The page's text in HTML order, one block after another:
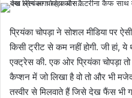
प्रियंका चोपड़ा ने सोशल मीडिया पर
किसी ट्रीट से कम नहीं होगी. जी हां, ये
एक्ट्रेस की. एक ओर प्रियंका चोपड़ा
कैप्शन में जो लिखा है वो तो और भी
तस्वीर से मिलवाते हैं जिसे देख फैंस भी